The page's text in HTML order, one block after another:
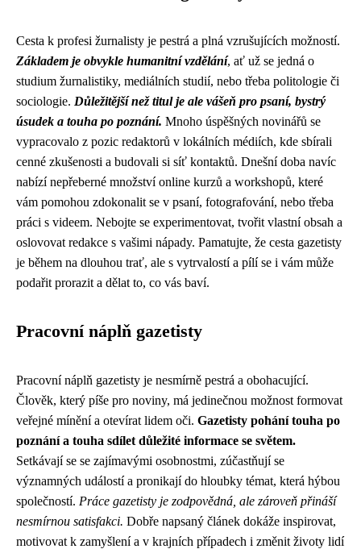
Cesta k profesi žurnalisty je pestrá a plná vzrušujících možností.
Základem je obvykle humanitní vzdělání, ať už se jedná o
studium žurnalistiky, mediálních studií, nebo třeba politologie či
sociologie. Důležitější než titul je ale vášeň pro psaní, bystrý
úsudek a touha po poznání. Mnoho úspěšných novinářů se
vypracovalo z pozic redaktorů v lokálních médiích, kde sbírali
cenné zkušenosti a budovali si síť kontaktů. Dnešní doba navíc
nabízí nepřeberné množství online kurzů a workshopů, které
vám pomohou zdokonalit se v psaní, fotografování, nebo třeba
práci s videem. Nebojte se experimentovat, tvořit vlastní obsah a
oslovovat redakce s vašimi nápady. Pamatujte, že cesta gazetisty
je během na dlouhou trať, ale s vytrvalostí a pílí se i vám může
podařit prorazit a dělat to, co vás baví.
Pracovní náplň gazetisty
Pracovní náplň gazetisty je nesmírně pestrá a obohacující.
Člověk, který píše pro noviny, má jedinečnou možnost formovat
veřejné mínění a otevírat lidem oči. Gazetisty pohání touha po
poznání a touha sdílet důležité informace se světem.
Setkávají se se zajímavými osobnostmi, zúčastňují se
významných událostí a pronikají do hloubky témat, která hýbou
společností. Práce gazetisty je zodpovědná, ale zároveň přináší
nesmírnou satisfakci. Dobře napsaný článek dokáže inspirovat,
motivovat k zamyšlení a v krajních případech i změnit životy lidí